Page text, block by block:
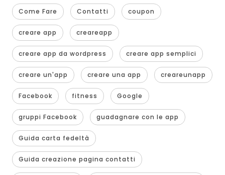
Come Fare Contatti coupon
creare app creareapp
creare app da wordpress creare app semplici
creare un'app creare una app creareunapp
Facebook fitness Google
gruppi Facebook guadagnare con le app
Guida carta fedeltà
Guida creazione pagina contatti